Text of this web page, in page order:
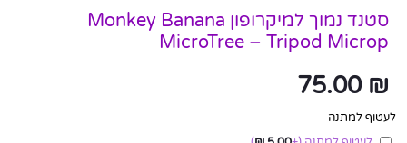
סטנד נמוך למיקרופון Monkey Banana
MicroTree – Tripod Microp
75.00 ₪
לעטוף למתנה